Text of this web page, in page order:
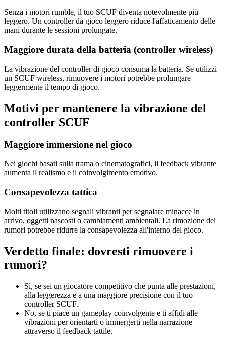
Senza i motori rumble, il tuo SCUF diventa notevolmente più
leggero. Un controller da gioco leggero riduce l'affaticamento delle
mani durante le sessioni prolungate.
Maggiore durata della batteria (controller wireless)
La vibrazione del controller di gioco consuma la batteria. Se utilizzi
un SCUF wireless, rimuovere i motori potrebbe prolungare
leggermente il tempo di gioco.
Motivi per mantenere la vibrazione del
controller SCUF
Maggiore immersione nel gioco
Nei giochi basati sulla trama o cinematografici, il feedback vibrante
aumenta il realismo e il coinvolgimento emotivo.
Consapevolezza tattica
Molti titoli utilizzano segnali vibranti per segnalare minacce in
arrivo, oggetti nascosti o cambiamenti ambientali. La rimozione dei
rumori potrebbe ridurre la consapevolezza all'interno del gioco.
Verdetto finale: dovresti rimuovere i
rumori?
Sì, se sei un giocatore competitivo che punta alle prestazioni,
alla leggerezza e a una maggiore precisione con il tuo
controller SCUF.
No, se ti piace un gameplay coinvolgente e ti affidi alle
vibrazioni per orientarti o immergerti nella narrazione
attraverso il feedback tattile.